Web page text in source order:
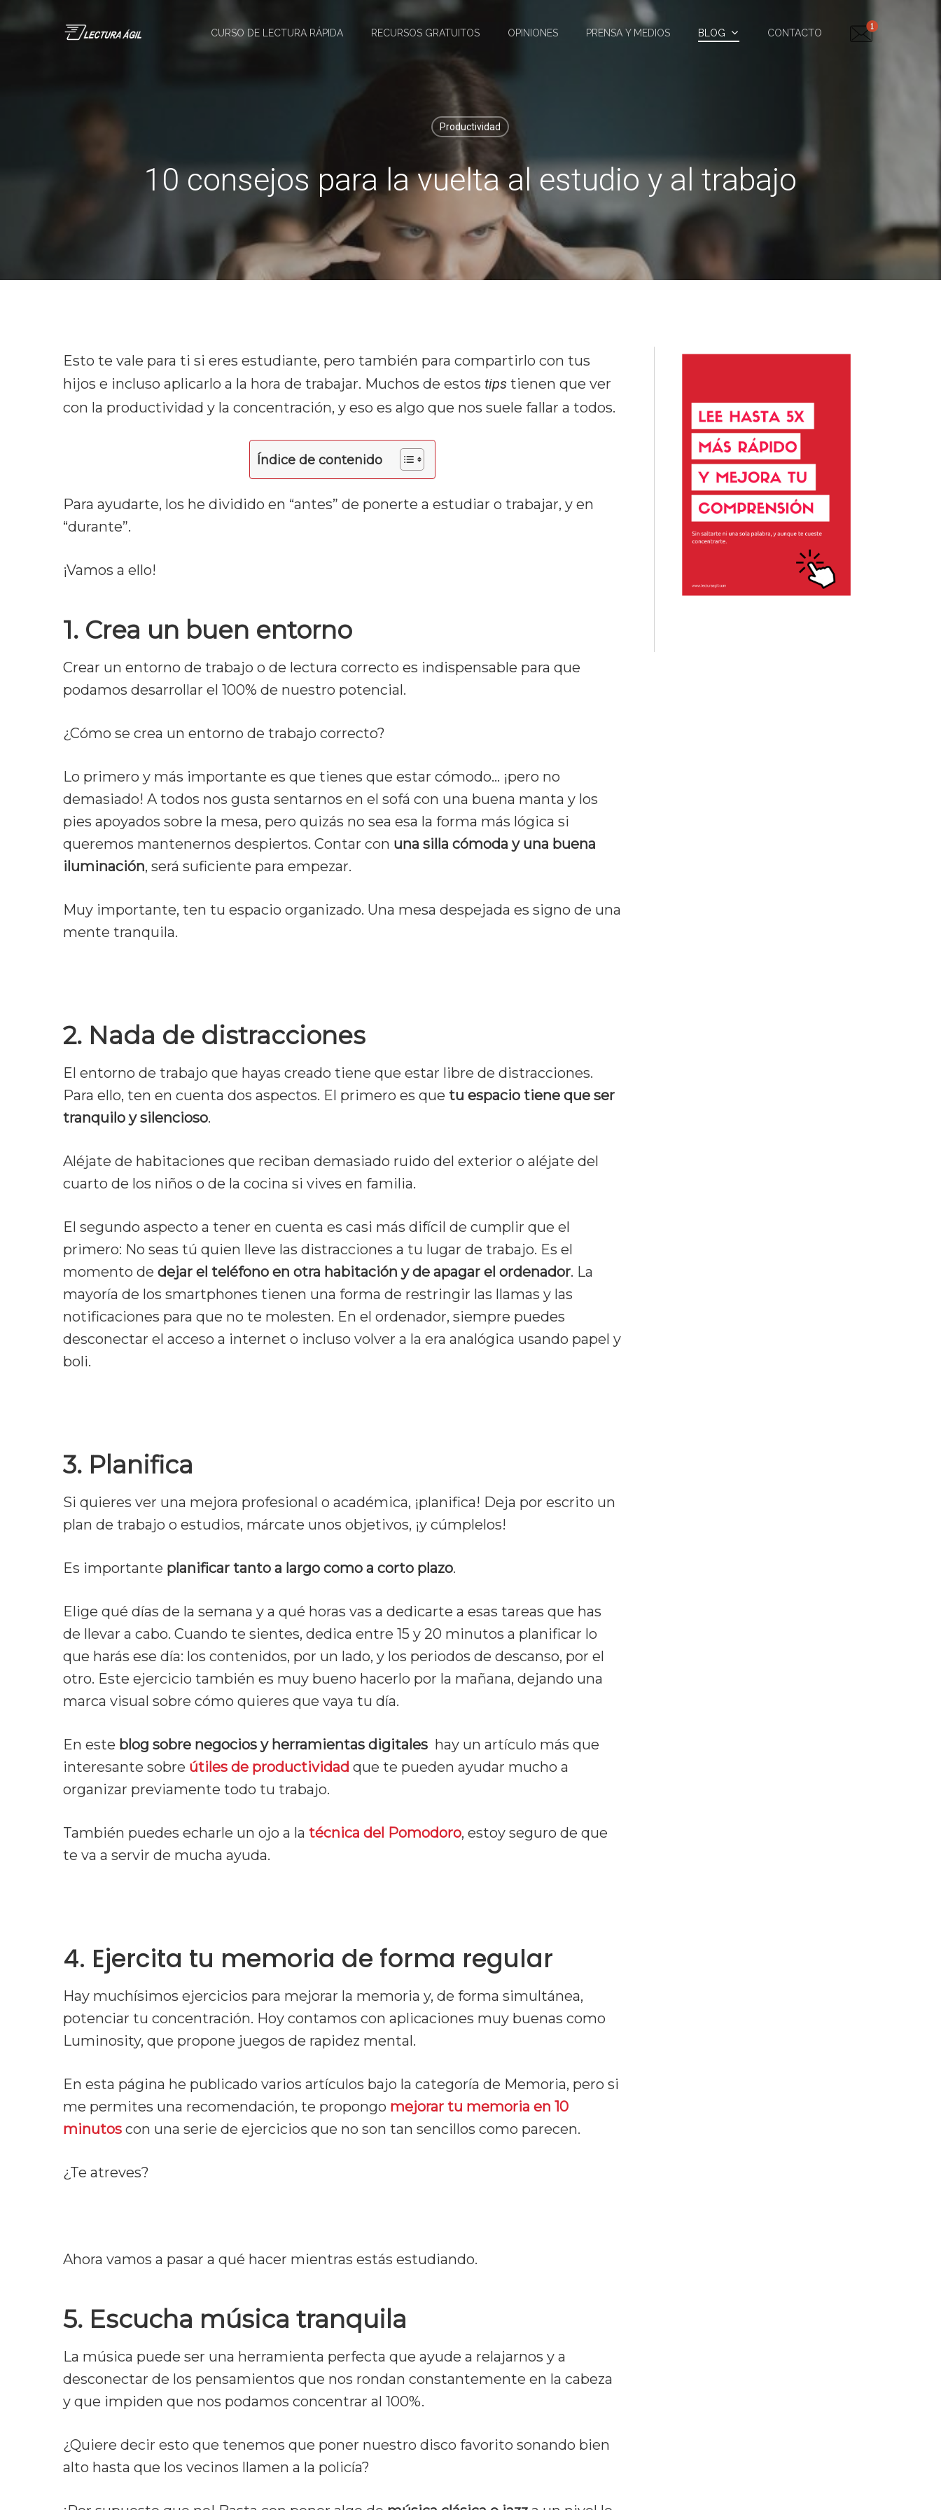
Hit enter to search or ESC to close
CURSO DE LECTURA RÁPIDA RECURSOS GRATUITOS OPINIONES PRENSA Y MEDIOS BLOG CONTACTO
Productividad
10 consejos para la vuelta al estudio y al trabajo
Esto te vale para ti si eres estudiante, pero también para compartirlo con tus
hijos e incluso aplicarlo a la hora de trabajar. Muchos de estos tips tienen que ver
con la productividad y la concentración, y eso es algo que nos suele fallar a todos.
Índice de contenido
Para ayudarte, los he dividido en “antes” de ponerte a estudiar o trabajar, y en
“durante”.
¡Vamos a ello!
1. Crea un buen entorno
Crear un entorno de trabajo o de lectura correcto es indispensable para que
podamos desarrollar el 100% de nuestro potencial.
¿Cómo se crea un entorno de trabajo correcto?
Lo primero y más importante es que tienes que estar cómodo… ¡pero no
demasiado! A todos nos gusta sentarnos en el sofá con una buena manta y los
pies apoyados sobre la mesa, pero quizás no sea esa la forma más lógica si
queremos mantenernos despiertos. Contar con una silla cómoda y una buena
iluminación, será suficiente para empezar.
Muy importante, ten tu espacio organizado. Una mesa despejada es signo de una
mente tranquila.
2. Nada de distracciones
El entorno de trabajo que hayas creado tiene que estar libre de distracciones.
Para ello, ten en cuenta dos aspectos. El primero es que tu espacio tiene que ser
tranquilo y silencioso.
Aléjate de habitaciones que reciban demasiado ruido del exterior o aléjate del
cuarto de los niños o de la cocina si vives en familia.
El segundo aspecto a tener en cuenta es casi más difícil de cumplir que el
primero: No seas tú quien lleve las distracciones a tu lugar de trabajo. Es el
momento de dejar el teléfono en otra habitación y de apagar el ordenador. La
mayoría de los smartphones tienen una forma de restringir las llamas y las
notificaciones para que no te molesten. En el ordenador, siempre puedes
desconectar el acceso a internet o incluso volver a la era analógica usando papel y
boli.
3. Planifica
Si quieres ver una mejora profesional o académica, ¡planifica! Deja por escrito un
plan de trabajo o estudios, márcate unos objetivos, ¡y cúmplelos!
Es importante planificar tanto a largo como a corto plazo.
Elige qué días de la semana y a qué horas vas a dedicarte a esas tareas que has
de llevar a cabo. Cuando te sientes, dedica entre 15 y 20 minutos a planificar lo
que harás ese día: los contenidos, por un lado, y los periodos de descanso, por el
otro. Este ejercicio también es muy bueno hacerlo por la mañana, dejando una
marca visual sobre cómo quieres que vaya tu día.
En este blog sobre negocios y herramientas digitales hay un artículo más que
interesante sobre útiles de productividad que te pueden ayudar mucho a
organizar previamente todo tu trabajo.
También puedes echarle un ojo a la técnica del Pomodoro, estoy seguro de que
te va a servir de mucha ayuda.
4. Ejercita tu memoria de forma regular
Hay muchísimos ejercicios para mejorar la memoria y, de forma simultánea,
potenciar tu concentración. Hoy contamos con aplicaciones muy buenas como
Luminosity, que propone juegos de rapidez mental.
En esta página he publicado varios artículos bajo la categoría de Memoria, pero si
me permites una recomendación, te propongo mejorar tu memoria en 10
minutos con una serie de ejercicios que no son tan sencillos como parecen.
¿Te atreves?
Ahora vamos a pasar a qué hacer mientras estás estudiando.
5. Escucha música tranquila
La música puede ser una herramienta perfecta que ayude a relajarnos y a
desconectar de los pensamientos que nos rondan constantemente en la cabeza
y que impiden que nos podamos concentrar al 100%.
¿Quiere decir esto que tenemos que poner nuestro disco favorito sonando bien
alto hasta que los vecinos llamen a la policía?